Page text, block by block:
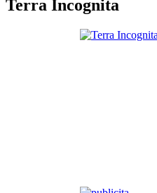
Terra Incognita